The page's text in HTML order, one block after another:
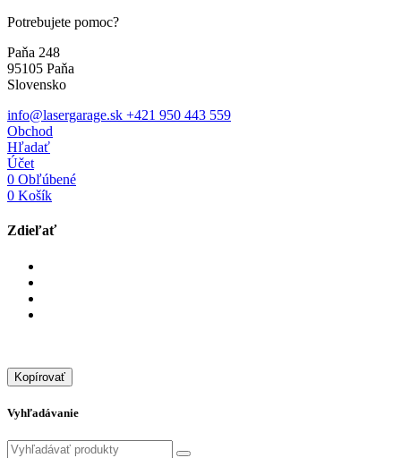
Potrebujete pomoc?
Paňa 248
95105 Paňa
Slovensko
info@lasergarage.sk +421 950 443 559
Obchod
Hľadať
Účet
0 Obľúbené
0 Košík
Zdieľať
Kopírovať
Vyhľadávanie